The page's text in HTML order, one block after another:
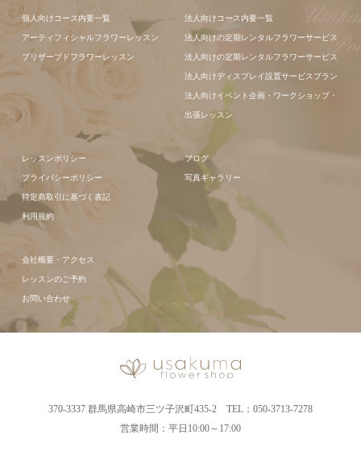
フラワーアレ
ンジメント
個人向けコース内要一覧
アーティフィシャルフラワーレッスン
プリザーブドフラワーレッスン
法人向けコース内要一覧
法人向けの定期レンタルフラワーサービス
法人向けの定期レンタルフラワーサービス
法人向けディスプレイ設置サービスプラン
法人向けイベント企画・ワークショップ・
出張レッスン
レッスンポリシー
プライバシーポリシー
特定商取引に基づく表記
利用規約
ブログ
写真ギャラリー
会社概要・アクセス
レッスンのご予約
お問い合わせ
370-3337 群馬県高崎市三ツ子沢町435-2 TEL：050-3713-7278
営業時間：平日10:00～17:00